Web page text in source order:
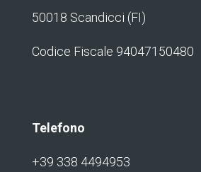
50018 Scandicci (FI)
Codice Fiscale 94047150480
Telefono
+39 338 4494953